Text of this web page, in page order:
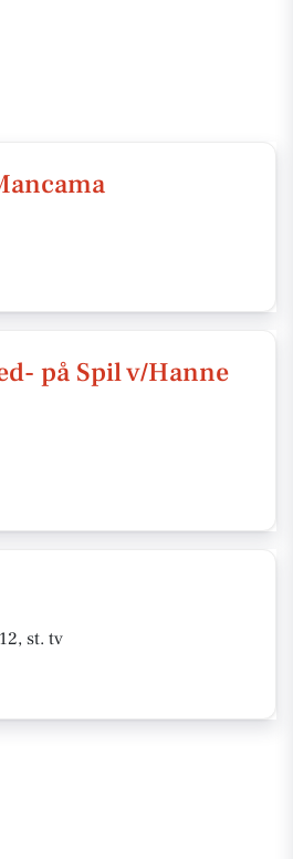
på Spil v/Hanne
st. tv